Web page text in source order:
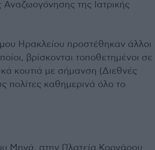
της Ιατρικής
Ηρακλείου προστέθηκαν άλλοι
βρίσκονται τοποθετημένοι σε
κουτιά με σήμανση (Διεθνές
πολίτες καθημερινά όλο το